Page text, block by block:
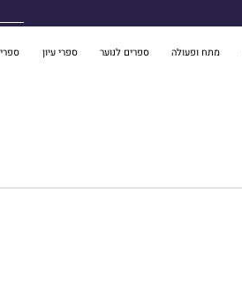
מתח ופעולה ספרים לנוער ספרי עיון